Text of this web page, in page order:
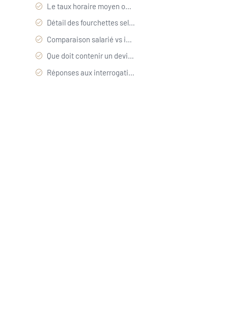
Le taux horaire moyen observé pour un carreleur en 2026 en France et sa plage pratique
Détail des fourchettes selon complexité et zone
Comparaison salarié vs indépendant : ce que paie le client
Que doit contenir un devis pour éviter les mauvaises surprises
Réponses aux interrogations